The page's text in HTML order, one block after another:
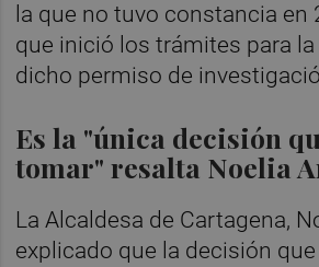
la que no tuvo constancia en
que inició los trámites para
dicho permiso de
Es la "única decisión
tomar" resalta Noelia
La Alcaldesa de Cartagena,
explicado que la decisión